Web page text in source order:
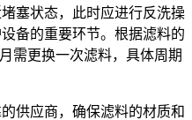
塞状态，此时应进行反洗操
备的重要环节。根据滤料的
需更换一次滤料，具体周期
供应商，确保滤料的材质和